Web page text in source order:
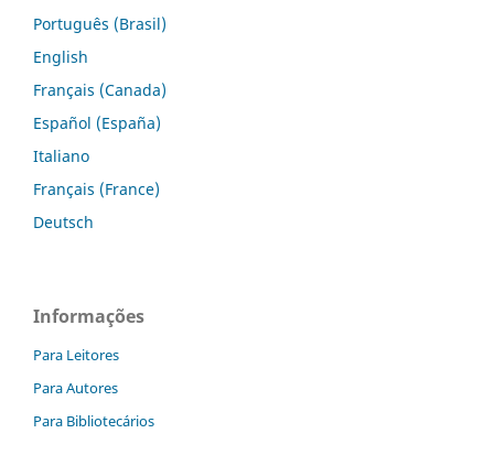
Português (Brasil)
English
Français (Canada)
Español (España)
Italiano
Français (France)
Deutsch
Informações
Para Leitores
Para Autores
Para Bibliotecários